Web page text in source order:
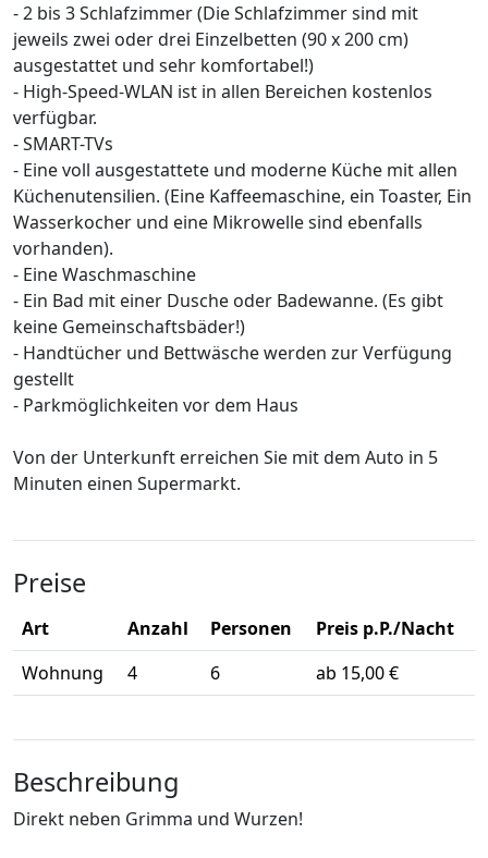
- 2 bis 3 Schlafzimmer (Die Schlafzimmer sind mit
jeweils zwei oder drei Einzelbetten (90 x 200 cm)
ausgestattet und sehr komfortabel!)
- High-Speed-WLAN ist in allen Bereichen kostenlos
verfügbar.
- SMART-TVs
- Eine voll ausgestattete und moderne Küche mit allen
Küchenutensilien. (Eine Kaffeemaschine, ein Toaster, Ein
Wasserkocher und eine Mikrowelle sind ebenfalls
vorhanden).
- Eine Waschmaschine
- Ein Bad mit einer Dusche oder Badewanne. (Es gibt
keine Gemeinschaftsbäder!)
- Handtücher und Bettwäsche werden zur Verfügung
gestellt
- Parkmöglichkeiten vor dem Haus
Von der Unterkunft erreichen Sie mit dem Auto in 5
Minuten einen Supermarkt.
Preise
Art Anzahl Personen
Preis p.P./Nacht
Wohnung
4 6 ab 15,00 €
Beschreibung
Direkt neben Grimma und Wurzen!